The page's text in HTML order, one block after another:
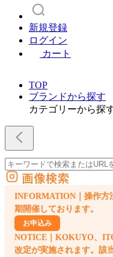
新規登録
ログイン
カート
TOP
ブランドから探す
カテゴリーから探
外部サイトの商品をカートに追加
他のサイトで見つけた商品ページの
画像検索
INFORMATION｜操作方
期開催しております。
お申込み
NOTICE｜KOKUYO、
改定が実施されます。該